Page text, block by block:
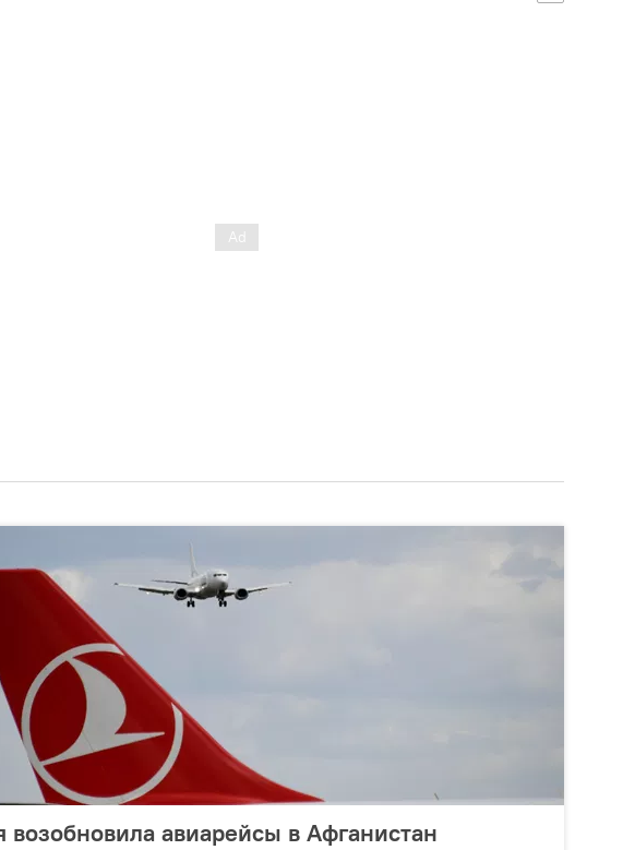
возобновила авиарейсы в Афганистан